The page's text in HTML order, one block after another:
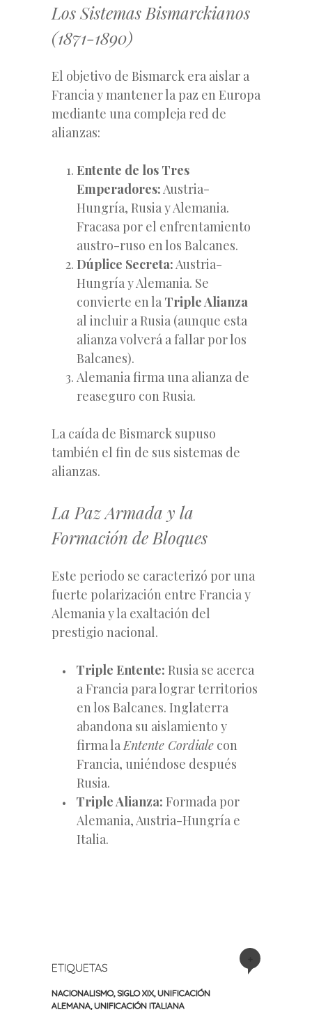
Los Sistemas Bismarckianos
(1871-1890)
El objetivo de Bismarck era aislar a
Francia y mantener la paz en Europa
mediante una compleja red de
alianzas:
Entente de los Tres
Emperadores:Austria-
Hungría, Rusia y Alemania.
Fracasa por el enfrentamiento
austro-ruso en los Balcanes.
Dúplice Secreta:Austria-
Hungría y Alemania. Se
convierte en la Triple Alianza
al incluir a Rusia (aunque esta
alianza volverá a fallar por los
Balcanes).
Alemania firma una alianza de
reaseguro con Rusia.
La caída de Bismarck supuso
también el fin de sus sistemas de
alianzas.
La Paz Armada y la
Formación de Bloques
Este periodo se caracterizó por una
fuerte polarización entre Francia y
Alemania y la exaltación del
prestigio nacional.
Triple Entente: Rusia se acerca
a Francia para lograr territorios
en los Balcanes. Inglaterra
abandona su aislamiento y
firma laEntente Cordiale con
Francia, uniéndose después
Rusia.
Triple Alianza: Formada por
Alemania, Austria-Hungría e
Italia.
ETIQUETAS
NACIONALISMO, SIGLO XIX, UNIFICACIÓN
ALEMANA UNIFICACIÓN ITALIANA